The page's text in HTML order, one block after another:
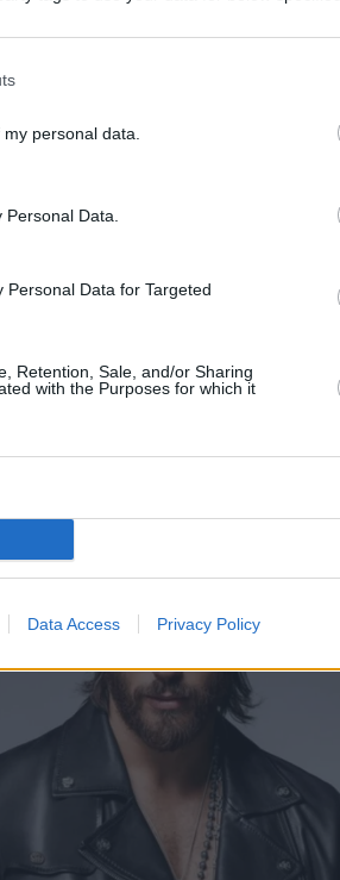
personal data.
Data.
Data for Targeted
Retention, Sale, and/or Sharing
with the Purposes for which it
Data Access Privacy Policy